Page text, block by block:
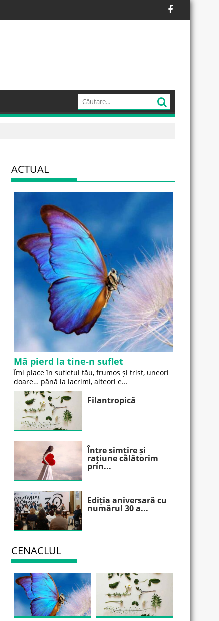
ACTUAL
Mă pierd la tine-n suflet
Îmi place în sufletul tău, frumos și trist, uneori
doare… până la lacrimi, alteori e...
Filantropică
Între simțire și
rațiune călătorim
prin...
Ediția aniversară cu
numărul 30 a...
CENACLUL